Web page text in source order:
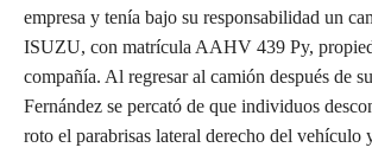
empresa y tenía bajo su responsabilidad un
ISUZU, con matrícula AAHV 439 Py,
compañía. Al regresar al camión después de
Fernández se percató de que individuos
roto el parabrisas lateral derecho del vehículo